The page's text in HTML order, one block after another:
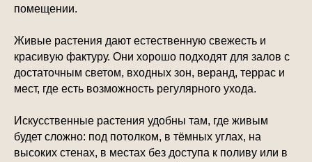
помещении.
Живые растения дают естественную свежесть и
красивую фактуру. Они хорошо подходят для залов с
достаточным светом, входных зон, веранд, террас и
мест, где есть возможность регулярного ухода.
Искусственные растения удобны там, где живым
будет сложно: под потолком, в тёмных углах, на
высоких стенах, в местах без доступа к поливу или в